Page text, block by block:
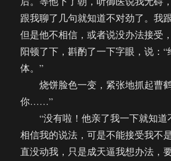
跟我聊了几句就知道不对劲了。我
但是他不相信，或者说没办法接
阳顿了下，斟酌了一下字眼，说：
体。”
烧饼脸色一变，紧张地抓起曹
你……”
“没有啦！他亲了我一下就知道
相信我的说法，可是不能接受我不
直没动我，只是成天逼我想办法，